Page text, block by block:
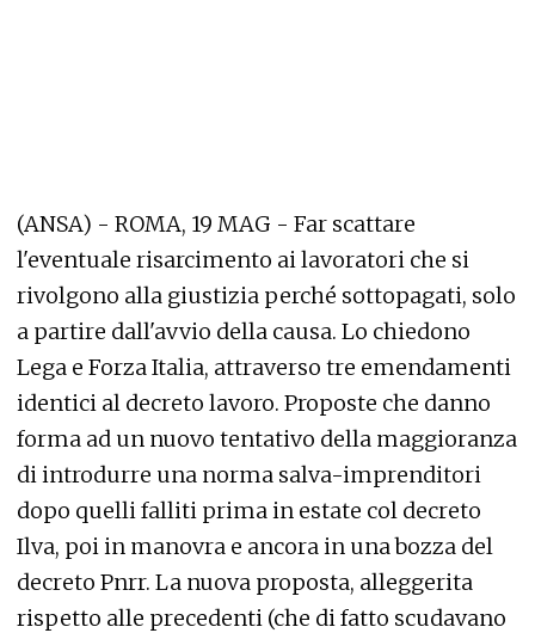
(ANSA) - ROMA, 19 MAG - Far scattare
l'eventuale risarcimento ai lavoratori che si
rivolgono alla giustizia perché sottopagati, solo
a partire dall'avvio della causa. Lo chiedono
Lega e Forza Italia, attraverso tre emendamenti
identici al decreto lavoro. Proposte che danno
forma ad un nuovo tentativo della maggioranza
di introdurre una norma salva-imprenditori
dopo quelli falliti prima in estate col decreto
Ilva, poi in manovra e ancora in una bozza del
decreto Pnrr. La nuova proposta, alleggerita
rispetto alle precedenti (che di fatto scudavano